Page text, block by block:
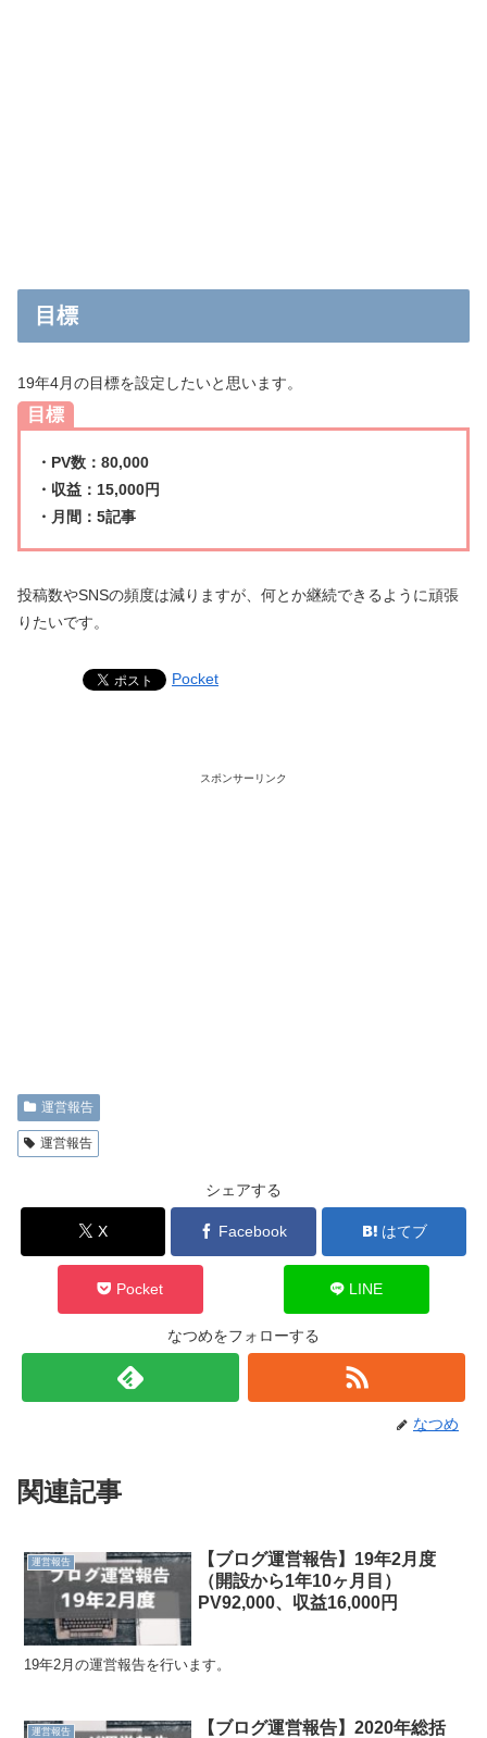
目標
19年4月の目標を設定したいと思います。
目標
・PV数：80,000
・収益：15,000円
・月間：5記事
投稿数やSNSの頻度は減りますが、何とか継続できるように頑張
りたいです。
Pocket
スポンサーリンク
運営報告
運営報告
シェアする
X Facebook はてブ
Pocket LINE
なつめをフォローする
なつめ
関連記事
運営報告
【ブログ運営報告】19年2月度
（開設から1年10ヶ月目）
PV92,000、収益16,000円
19年2月の運営報告を行います。
運営報告
【ブログ運営報告】2020年総括